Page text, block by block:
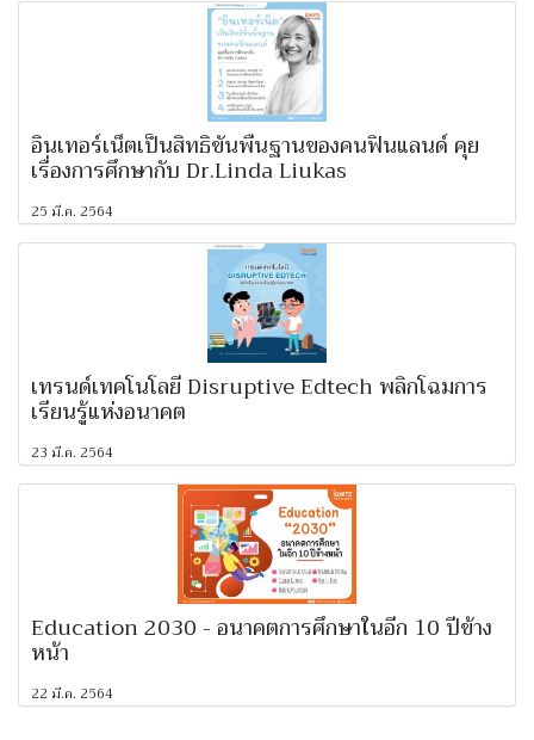
อินเทอร์เน็ตเป็นสิทธิขั้นพื้นฐานของคนฟินแลนด์ คุย
เรื่องการศึกษากับ Dr.Linda Liukas
25 มี.ค. 2564
เทรนด์เทคโนโลยี Disruptive Edtech พลิกโฉมการ
เรียนรู้แห่งอนาคต
23 มี.ค. 2564
Education 2030 - อนาคตการศึกษาในอีก 10 ปีข้าง
หน้า
22 มี.ค. 2564